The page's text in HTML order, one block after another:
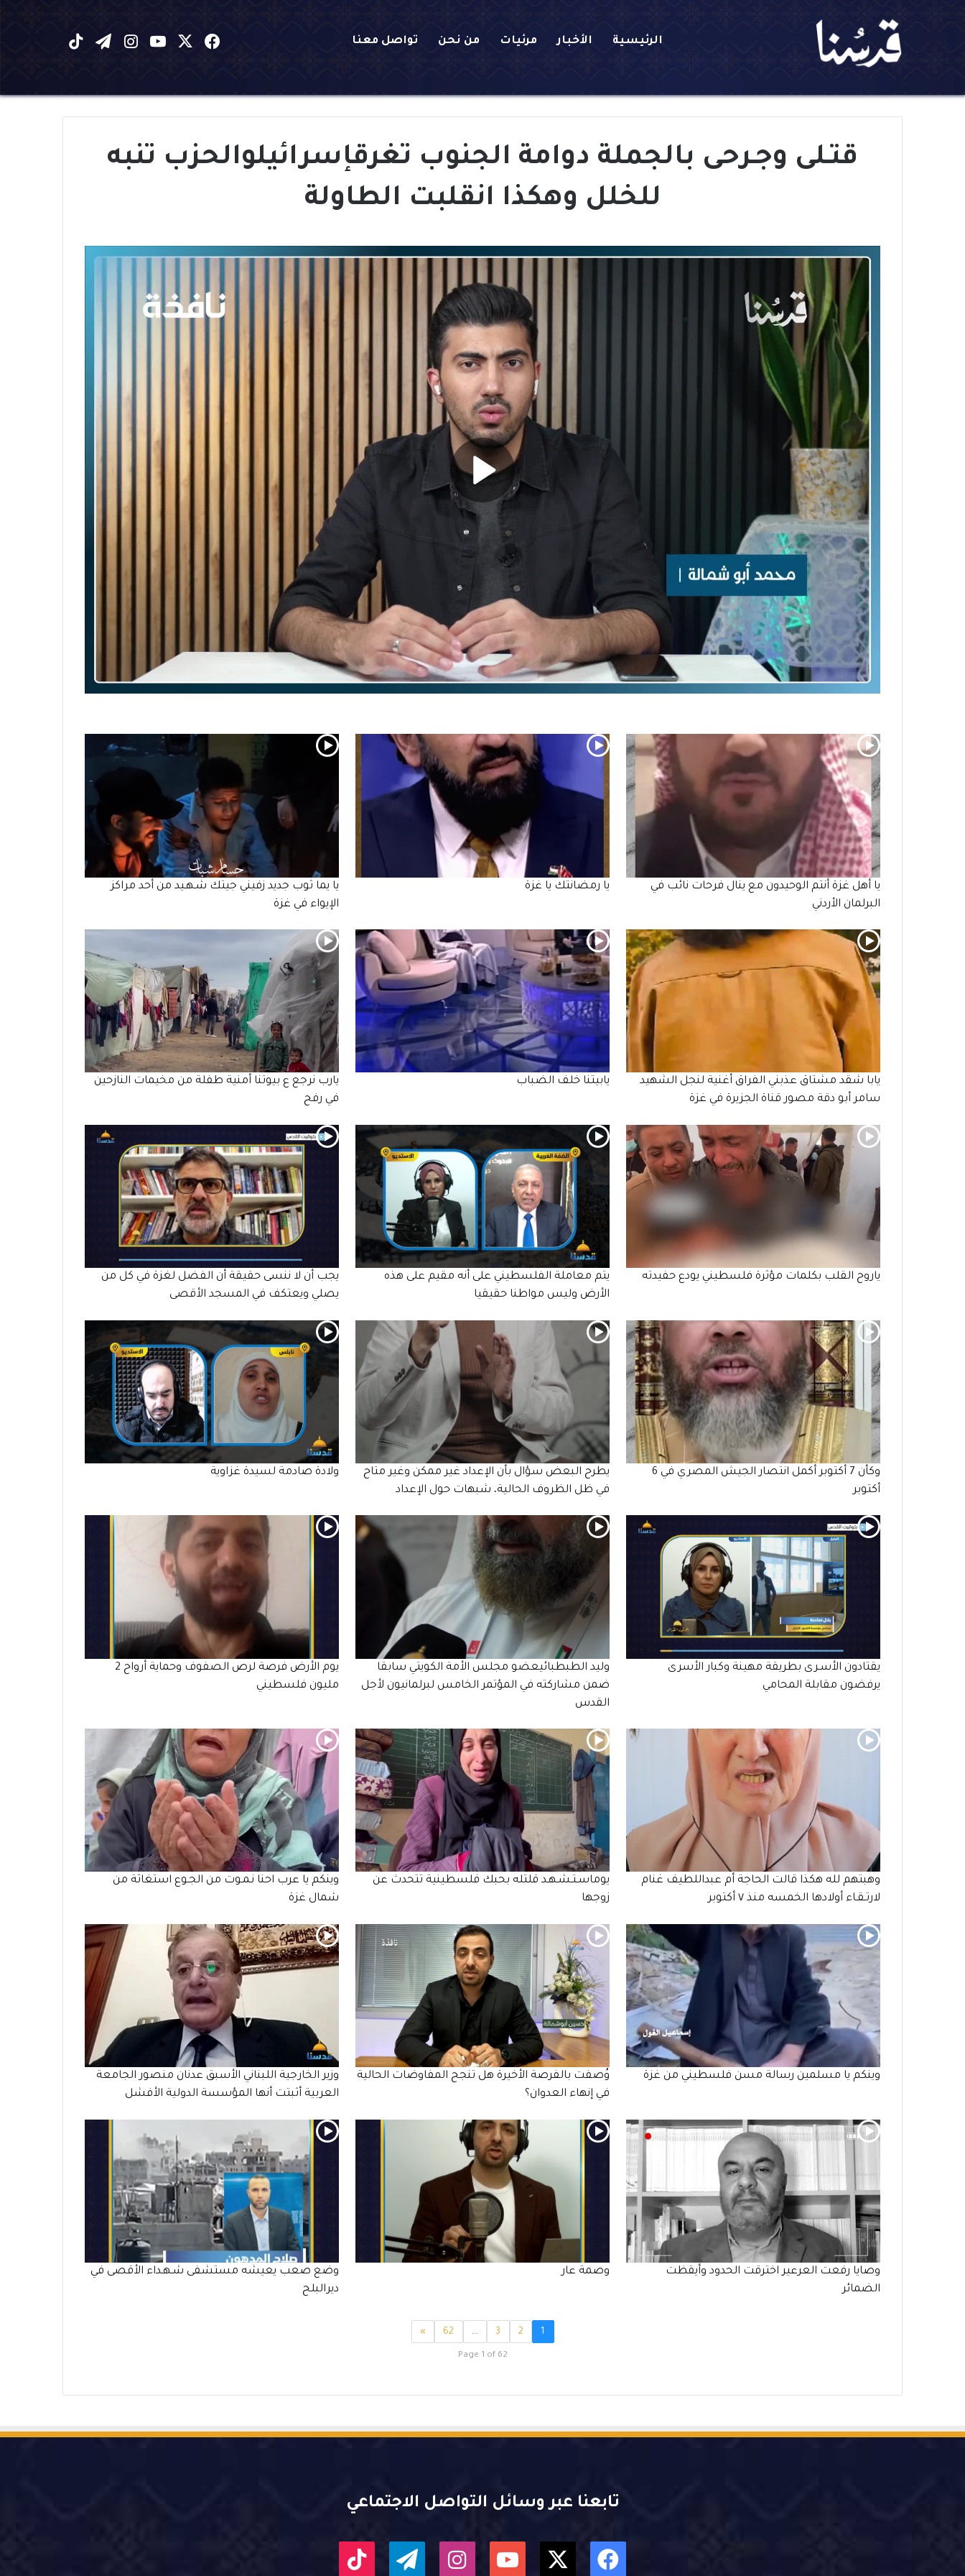
الرئيسية الأخبار مرئيات من نحن تواصل معنا فيسبوك يوتيوبانستقرام
تيلقرام
قتـلى وجـرحى بالجملة دوامة الجنوب تغرقإسرائيلوالحزب تنبه
للخلل وهكذا انقلبت الطاولة
يا أهل غزة أنتم الوحيدون مع ينال فرحات نائب في
البرلمان الأردني
يا رمضانتك يا غزة
يا يما ثوب جديد زفيني جيتك شـهـيد من أحد مراكز
الإيواء في غزة
يابا شقد مشتاق عذبني الفراق أغنية لنجل الشهيد
سامر أبو دقة مصور قناة الجزيرة في غزة
يابيتنا خلف الضباب
يارب نرجع ع بيوتنا أمنية طفلة من مخيمات النازحين
في رفح
ياروح القلب بكلمات مؤثرة فلسطيني يودع حفيدته
يتم معاملة الفلسطيني على أنه مقيم على هذه
الأرض وليس مواطنا حقيقيا
يجب أن لا ننسى حقيقة أن الفضل لغزة في كل من
يصلي ويعتكف في المسجد الأقصى
وكأن 7 أكتوبر أكمل انتصار الجيش المصري في 6
أكتوبر
يطرح البعض سؤال بأن الإعداد غير ممكن وغير متاح
في ظل الظروف الحالية، شبهات حول الإعداد
ولادة صادمة لسيدة غزاوية
يقتادون الأسـرى بطريقة مهينة وكبار الأسرى
يرفضون مقابلة المحامي
وليد الطبطبائيعضو مجلس الأمة الكويتي سابقا
ضمن مشاركته في المؤتمر الخامس لبرلمانيون لأجل
القدس
يوم الأرض فرصة لرص الصفوف وحماية أرواح 2
مليون فلسطيني
وهبتهم لله هكذا قالت الحاجة أم عبداللطيف غنام
لارتـقـاء أولادها الخمسه منذ ٧ أكتوبر
يوماسـتـشـهـد قلتله بحبك فلسطينية تتحدث عن
زوجها
وينكم يا عرب احنا نـمـوت من الجـوع استغاثة من
شمال غزة
وينكم يا مسلمين رسالة مسن فلسطيني من غزة
وُصفت بالفرصة الأخيرة هل تنجح المفاوضات الحالية
في إنهاء العدوان؟
وزير الخارجية اللبناني الأسبق عدنان منصور الجامعة
العربية أثبتت أنها المؤسسة الدولية الأفشل
وصايا رفعت العرعير اخترقت الحدود وأيقظت
الضمائر
وصمة عار
وضع صعب يعيشه مستشفى شـهـداء الأقصى في
ديرالبلح
1
2
3
…
62
»
Page 1 of 62
تابعنا عبر وسائل التواصل الاجتماعي
فيسبوك يوتيوب انستقرامتيلقرام